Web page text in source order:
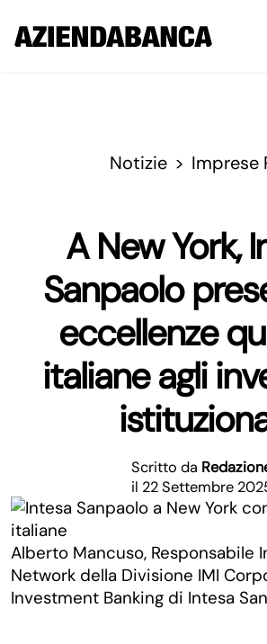
Notizie Imprese
A New York,
Sanpaolo
eccellenze
italiane agli
Scritto da
il 22 Settembre
Alberto Mancuso, Responsabile
Network della Divisione IMI
Investment Banking di Intesa